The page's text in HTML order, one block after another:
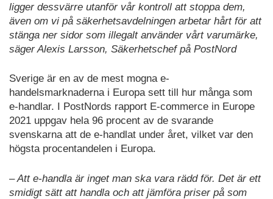
ligger dessvärre utanför vår kontroll att stoppa dem,
även om vi på säkerhetsavdelningen arbetar hårt för att
stänga ner sidor som illegalt använder vårt varumärke,
säger Alexis Larsson, Säkerhetschef på PostNord
Sverige är en av de mest mogna e-
handelsmarknaderna i Europa sett till hur många som
e-handlar. I PostNords rapport E-commerce in Europe
2021 uppgav hela 96 procent av de svarande
svenskarna att de e-handlat under året, vilket var den
högsta procentandelen i Europa.
– Att e-handla är inget man ska vara rädd för. Det är ett
smidigt sätt att handla och att jämföra priser på som